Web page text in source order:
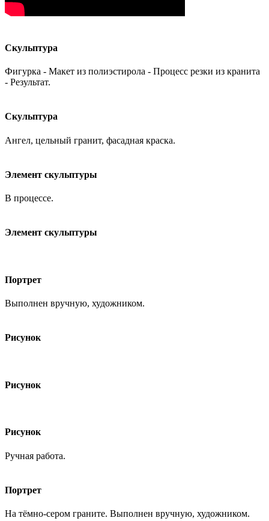
Скульптура
Фигурка - Макет из полиэстирола - Процесс резки из кранита
- Результат.
Скульптура
Ангел, цельный гранит, фасадная краска.
Элемент скульптуры
В процессе.
Элемент скульптуры
Портрет
Выполнен вручную, художником.
Рисунок
Рисунок
Рисунок
Ручная работа.
Портрет
На тёмно-сером граните. Выполнен вручную, художником.